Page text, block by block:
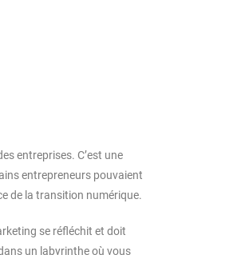
entreprises. C’est une
entrepreneurs pouvaient
de la transition numérique.
se réfléchit et doit
un labyrinthe où vous